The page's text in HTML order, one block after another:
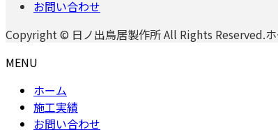
お問い合わせ
Copyright © 日ノ出鳥居製作所 All Rights Reserved.ホ
MENU
ホーム
施工実績
お問い合わせ